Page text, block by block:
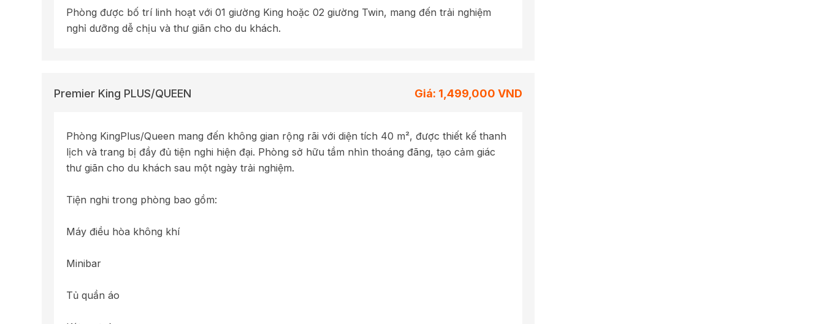
Phòng được bố trí linh hoạt với 01 giường King hoặc 02 giường Twin, mang đến trải nghiệm
nghỉ dưỡng dễ chịu và thư giãn cho du khách.
Premier King PLUS/QUEEN Giá: 1,499,000 VND
Phòng KingPlus/Queen mang đến không gian rộng rãi với diện tích 40 m², được thiết kế thanh
lịch và trang bị đầy đủ tiện nghi hiện đại. Phòng sở hữu tầm nhìn thoáng đãng, tạo cảm giác
thư giãn cho du khách sau một ngày trải nghiệm.
Tiện nghi trong phòng bao gồm:
Máy điều hòa không khí
Minibar
Tủ quần áo